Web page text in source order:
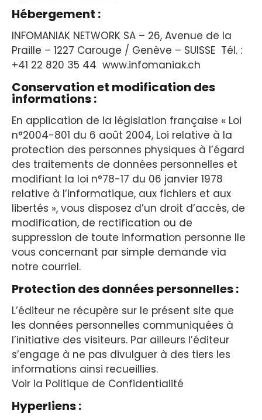
Hébergement :
INFOMANIAK NETWORK SA – 26, Avenue de la
Praille – 1227 Carouge / Genève – SUISSE Tél. :
+41 22 820 35 44 www.infomaniak.ch
Conservation et modification des
informations :
En application de la législation française « Loi
n°2004-801 du 6 août 2004, Loi relative à la
protection des personnes physiques à l’égard
des traitements de données personnelles et
modifiant la loi n°78-17 du 06 janvier 1978
relative à l’informatique, aux fichiers et aux
libertés », vous disposez d’un droit d’accès, de
modification, de rectification ou de
suppression de toute information personne lle
vous concernant par simple demande via
notre courriel.
Protection des données personnelles :
L’éditeur ne récupère sur le présent site que
les données personnelles communiquées à
l’initiative des visiteurs. Par ailleurs l’éditeur
s’engage à ne pas divulguer à des tiers les
informations ainsi recueillies.
Voir la Politique de Confidentialité
Hyperliens :